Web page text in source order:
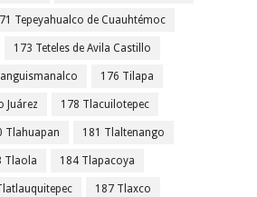
Tepeyahualco de Cuauhtémoc
173 Teteles de Avila Castillo
176 Tilapa
Juárez 178 Tlacuilotepec
Tlahuapan 181 Tlaltenango
Tlaola 184 Tlapacoya
187 Tlaxco